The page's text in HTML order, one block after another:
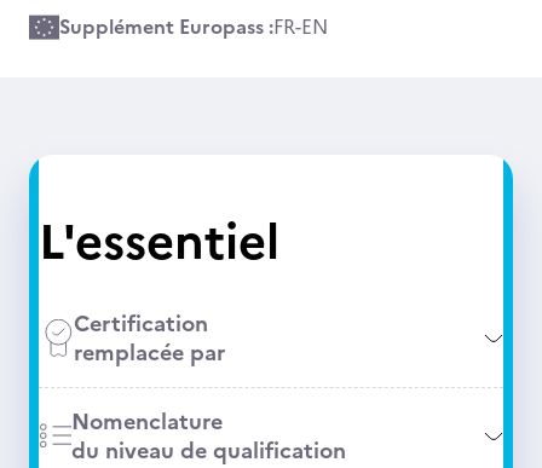
Supplément Europass :FR-EN
L'essentiel
Certification
remplacée par
Nomenclature
du niveau de qualification